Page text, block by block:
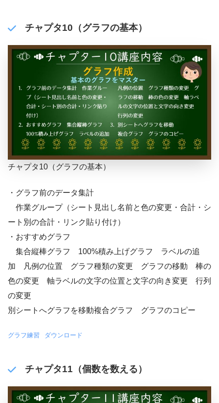
チャプタ10（グラフの基本）
チャプタ10（グラフの基本）
・グラフ前のデータ集計
作業グループ（シート見出し名前と色の変更・合計・シ
ート別の合計・リンク貼り付け）
・おすすめグラフ
集合縦棒グラフ 100%積み上げグラフ ラベルの追
加 凡例の位置 グラフ種類の変更 グラフの移動 棒の
色の変更 軸ラベルの文字の位置と文字の向き変更 行列
の変更
別シートへグラフを移動 複合グラフ グラフのコピー
グラフ練習 ダウンロード
チャプタ11（個数を数える）